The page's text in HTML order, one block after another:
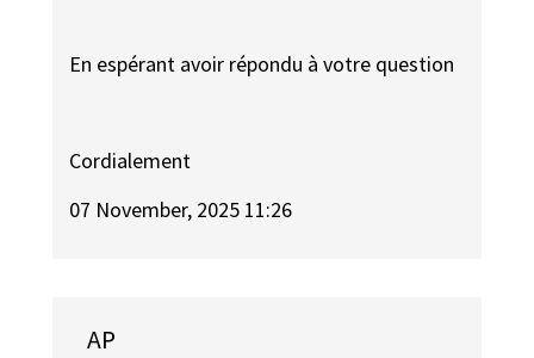
En espérant avoir répondu à votre question
Cordialement
07 November, 2025 11:26
AP